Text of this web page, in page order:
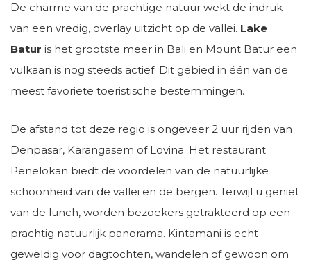
De charme van de prachtige natuur wekt de indruk
van een vredig, overlay uitzicht op de vallei. Lake
Batur is het grootste meer in Bali en Mount Batur een
vulkaan is nog steeds actief. Dit gebied in één van de
meest favoriete toeristische bestemmingen.
De afstand tot deze regio is ongeveer 2 uur rijden van
Denpasar, Karangasem of Lovina. Het restaurant
Penelokan biedt de voordelen van de natuurlijke
schoonheid van de vallei en de bergen. Terwijl u geniet
van de lunch, worden bezoekers getrakteerd op een
prachtig natuurlijk panorama. Kintamani is echt
geweldig voor dagtochten, wandelen of gewoon om